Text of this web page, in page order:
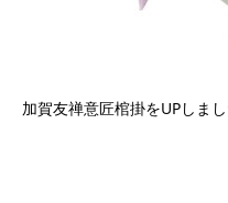
加賀友禅意匠棺掛をUPしま